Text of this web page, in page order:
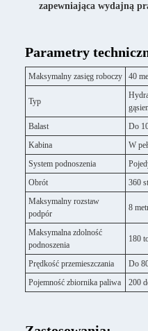
zapewniająca wydajną
Parametry
Maksymalny zasięg roboczy 40
Typ
Balast
Do
Kabina
W
System podnoszenia
Obrót
360
Maksymalny rozstaw
podpór
8
Maksymalna zdolność
podnoszenia
180
Prędkość przemieszczania
Do
Pojemność zbiornika paliwa
200